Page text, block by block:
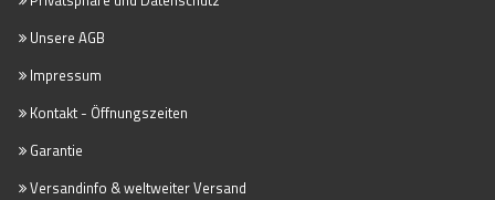
Unsere AGB
Impressum
Kontakt - Öffnungszeiten
Garantie
Versandinfo & weltweiter Versand